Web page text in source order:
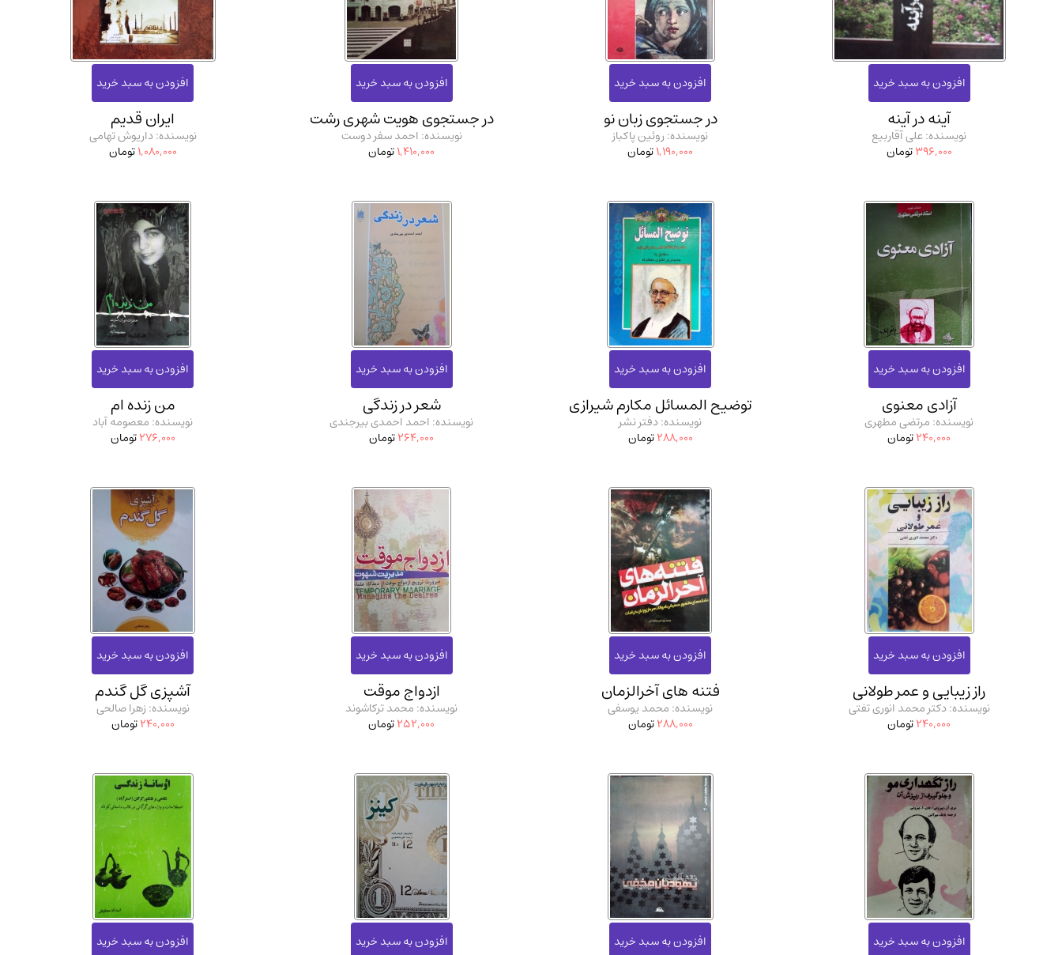
استخدامی و کاریابی دولتی و خصوصی.سوالـات و آزمونها
آموزشی و کنکوری مدرسان شریف و انتشارت ارشد کتاب‌های..(2)
دانشگاه پیامـ نور(10)
آینه در آینه
نویسنده: علی آقاربیع
396,000تومان
در جستجوی زبان نو
نویسنده: روئین پاکباز
1,190,000تومان
در جستجوی هویت شهری رشت
نویسنده: احمد سفر دوست
1,410,000تومان
ایران قدیم
نویسنده: داریوش تهامی
1,080,000تومان
آزادی معنوی
نویسنده: مرتضی مطهری
240,000تومان
توضیح المسائل مکارم شیرازی
نویسنده: دفتر نشر
288,000تومان
شعر در زندگی
نویسنده: احمد احمدی بیرجندی
264,000تومان
من زنده ام
نویسنده: معصومه آباد
276,000تومان
راز زیبایی و عمر طولانی
نویسنده: دکتر محمد انوری تفتی
240,000تومان
فتنه های آخرالزمان
نویسنده: محمد یوسفی
288,000تومان
ازدواج موقت
نویسنده: محمد ترکاشوند
252,000تومان
آشپزی گل گندم
نویسنده: زهرا صالحی
240,000تومان